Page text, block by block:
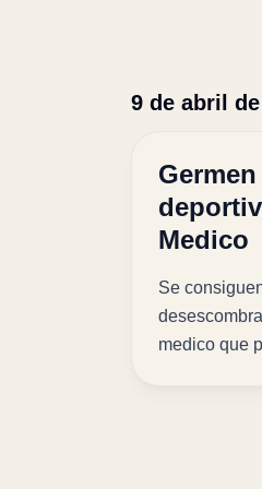
9 de abril
Medico
Se
medico que